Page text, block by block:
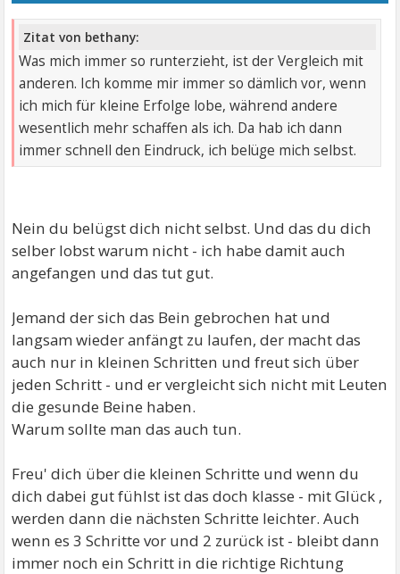
Zitat von bethany:
Was mich immer so runterzieht, ist der Vergleich mit
anderen. Ich komme mir immer so dämlich vor, wenn
ich mich für kleine Erfolge lobe, während andere
wesentlich mehr schaffen als ich. Da hab ich dann
immer schnell den Eindruck, ich belüge mich selbst.
Nein du belügst dich nicht selbst. Und das du dich
selber lobst warum nicht - ich habe damit auch
angefangen und das tut gut.
Jemand der sich das Bein gebrochen hat und
langsam wieder anfängt zu laufen, der macht das
auch nur in kleinen Schritten und freut sich über
jeden Schritt - und er vergleicht sich nicht mit Leuten
die gesunde Beine haben.
Warum sollte man das auch tun.
Freu' dich über die kleinen Schritte und wenn du
dich dabei gut fühlst ist das doch klasse - mit Glück ,
werden dann die nächsten Schritte leichter. Auch
wenn es 3 Schritte vor und 2 zurück ist - bleibt dann
immer noch ein Schritt in die richtige Richtung